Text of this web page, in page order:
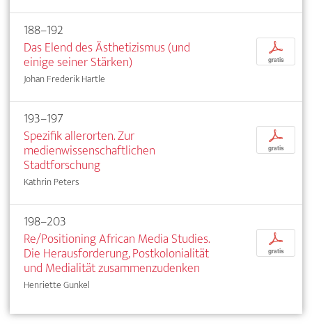
188–192
Das Elend des Ästhetizismus (und
einige seiner Stärken)
Johan Frederik Hartle
p
gratis
193–197
Spezifik allerorten. Zur
medienwissenschaftlichen
Stadtforschung
Kathrin Peters
p
gratis
198–203
Re/Positioning African Media Studies.
Die Herausforderung, Postkolonialität
und Medialität zusammenzudenken
Henriette Gunkel
p
gratis